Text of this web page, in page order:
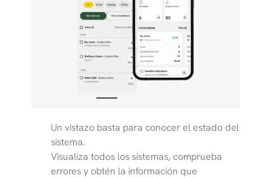
Un vistazo basta para conocer el estado del
sistema.
Visualiza todos los sistemas, comprueba
errores y obtén la información que